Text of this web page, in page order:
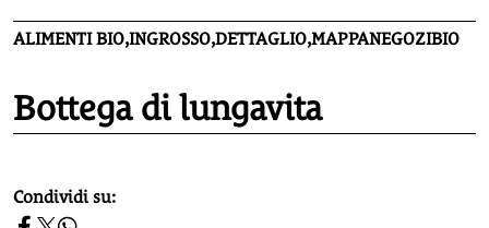
ALIMENTI BIO,INGROSSO,DETTAGLIO,MAPPANEGOZIBIO
Bottega di lungavita
homepage h2
Condividi su: